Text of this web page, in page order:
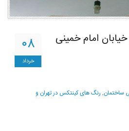
۰۸
خرداد
امام خمینی
ساختمان, رنگ های کینتکس در تهران و